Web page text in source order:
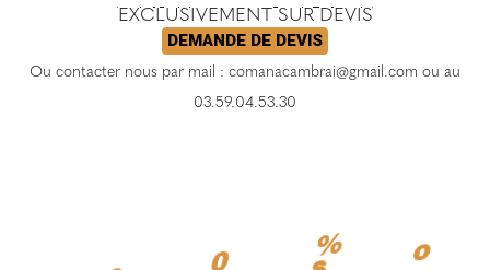
EXCLUSIVEMENT SUR DEVIS
DEMANDE DE DEVIS
Ou contacter nous par mail : comanacambrai@gmail.com ou au
03.59.04.53.30